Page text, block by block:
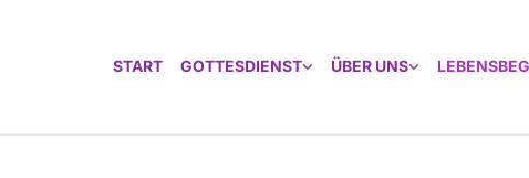
START GOTTESDIENST ÜBER UNS